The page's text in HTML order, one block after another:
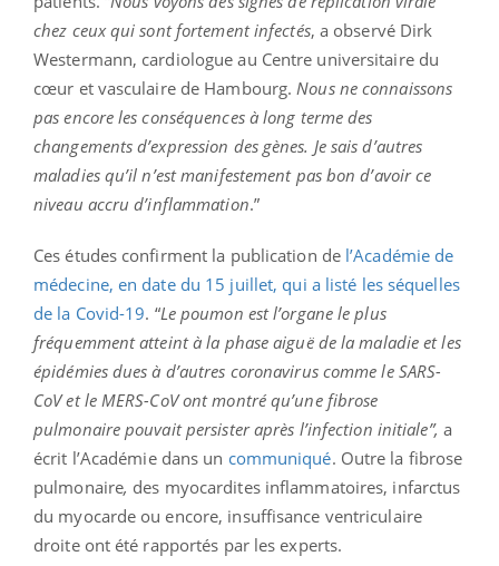
chez ceux qui sont fortement infectés, a observé Dirk
Westermann, cardiologue au Centre universitaire du
cœur et vasculaire de Hambourg. Nous ne connaissons
pas encore les conséquences à long terme des
changements d’expression des gènes. Je sais d’autres
maladies qu’il n’est manifestement pas bon d’avoir ce
niveau accru d’inflammation.”
Ces études confirment la publication de l’Académie de
médecine, en date du 15 juillet, qui a listé les séquelles
de la Covid-19. “Le poumon est l’organe le plus
fréquemment atteint à la phase aiguë de la maladie et les
épidémies dues à d’autres coronavirus comme le SARS-
CoV et le MERS-CoV ont montré qu’une fibrose
pulmonaire pouvait persister après l’infection initiale”, a
écrit l’Académie dans un communiqué. Outre la fibrose
pulmonaire, des myocardites inflammatoires, infarctus
du myocarde ou encore, insuffisance ventriculaire
droite ont été rapportés par les experts.